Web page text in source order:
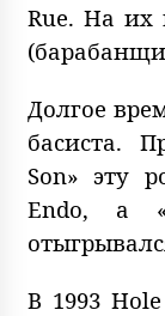
Rue. На их
Долгое
басиста.
Son» эту
Endo, а
В 1993